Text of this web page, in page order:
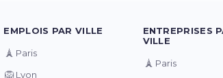
EMPLOIS PAR VILLE
🗼 Paris
🦁 Lyon
ENTREPRISES
VILLE
🗼 Paris